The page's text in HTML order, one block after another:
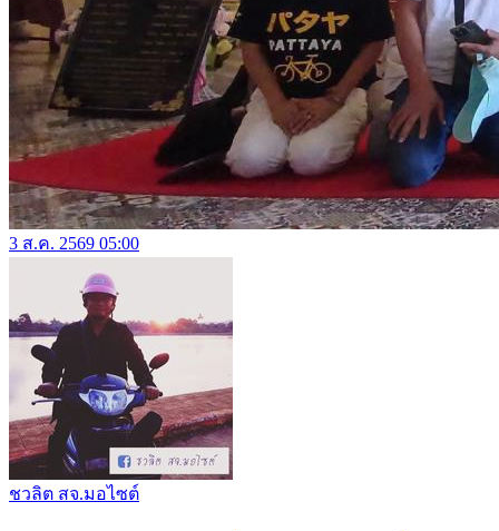
3 ส.ค. 2569 05:00
ชวลิต สจ.มอไซต์